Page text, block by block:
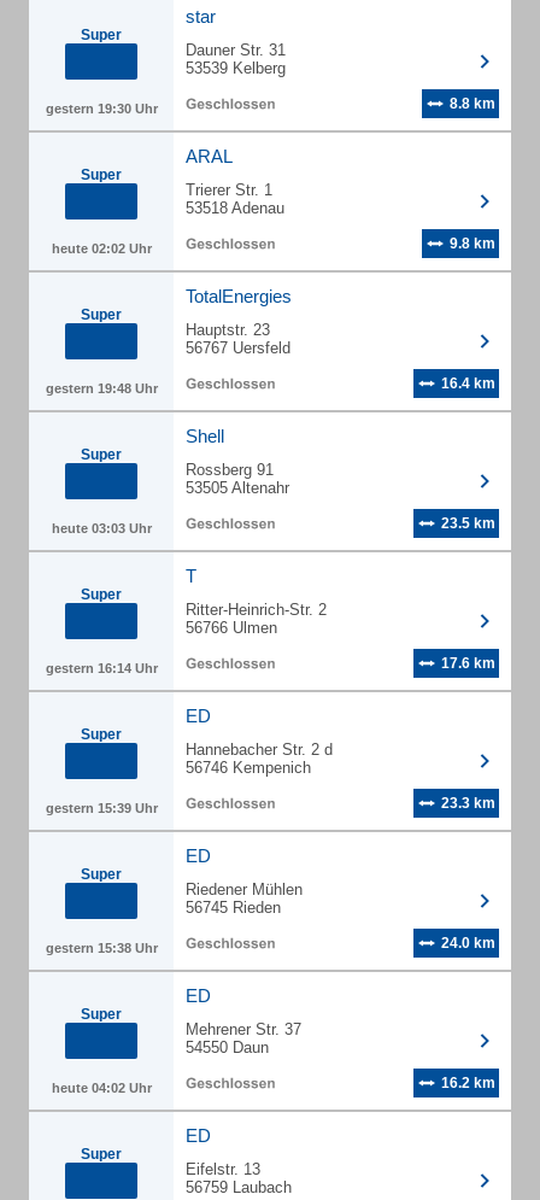
Super
gestern 19:30 Uhr
star
Dauner Str. 31
53539 Kelberg
8.8 km
Super
heute 02:02 Uhr
ARAL
Trierer Str. 1
53518 Adenau
9.8 km
Super
gestern 19:48 Uhr
TotalEnergies
Hauptstr. 23
56767 Uersfeld
16.4 km
Super
heute 03:03 Uhr
Shell
Rossberg 91
53505 Altenahr
23.5 km
Super
gestern 16:14 Uhr
T
Ritter-Heinrich-Str. 2
56766 Ulmen
17.6 km
Super
gestern 15:39 Uhr
ED
Hannebacher Str. 2 d
56746 Kempenich
23.3 km
Super
gestern 15:38 Uhr
ED
Riedener Mühlen
56745 Rieden
24.0 km
Super
heute 04:02 Uhr
ED
Mehrener Str. 37
54550 Daun
16.2 km
Super
ED
Eifelstr. 13
56759 Laubach